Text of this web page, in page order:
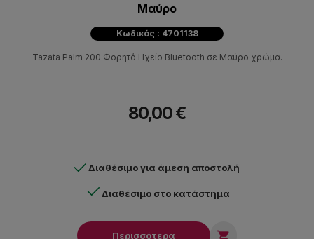
Μαύρο
Κωδικός : 4701138
Tazata Palm 200 Φορητό Ηχείο Bluetooth σε Μαύρο χρώμα.
80,00 €
Διαθέσιμο για άμεση αποστολή
Διαθέσιμο στο κατάστημα
Περισσότερα 